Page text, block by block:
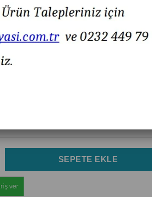
SWITCH METAL (0-1) 12mm
ver